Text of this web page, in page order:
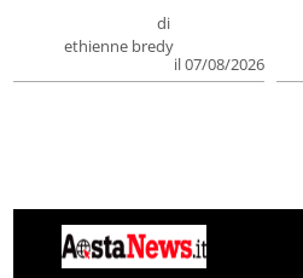
di
ethienne bredy
il 07/08/2026